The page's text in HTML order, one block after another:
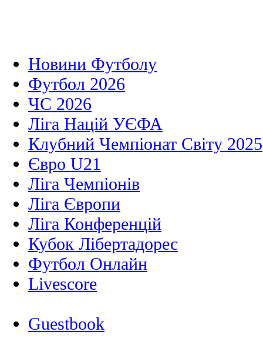
Новини Футболу
Футбол 2026
ЧС 2026
Ліга Націй УЄФА
Клубний Чемпіонат Світу 2025
Євро U21
Ліга Чемпіонів
Ліга Європи
Ліга Конференцій
Кубок Лібертадорес
Футбол Онлайн
Livescore
Guestbook